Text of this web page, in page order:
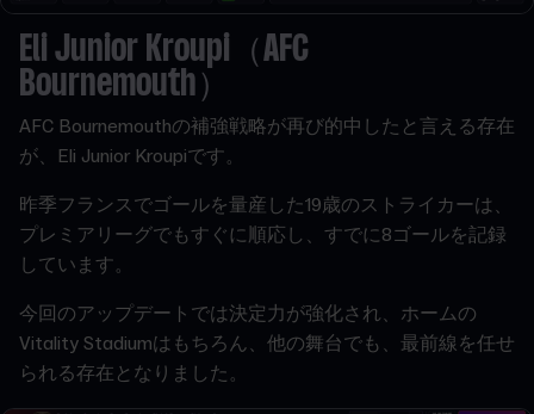
Eli Junior Kroupi（AFC
Bournemouth）
AFC Bournemouthの補強戦略が再び的中したと言える存在
が、Eli Junior Kroupiです。
昨季フランスでゴールを量産した19歳のストライカーは、
プレミアリーグでもすぐに順応し、すでに8ゴールを記録
しています。
今回のアップデートでは決定力が強化され、ホームの
Vitality Stadiumはもちろん、他の舞台でも、最前線を任せ
られる存在となりました。